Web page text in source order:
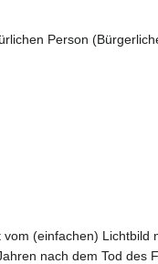
Person
(einfachen) Lichtbild
nach dem Tod des